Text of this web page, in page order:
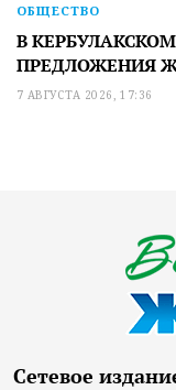
ОБЩЕСТВО
В
ПРЕДЛОЖЕНИЯ
7 АВГУСТА 2026, 17:36
Сетевое